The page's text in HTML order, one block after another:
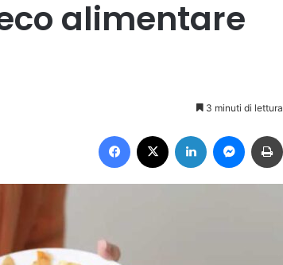
alimentare
3 minuti di lettura